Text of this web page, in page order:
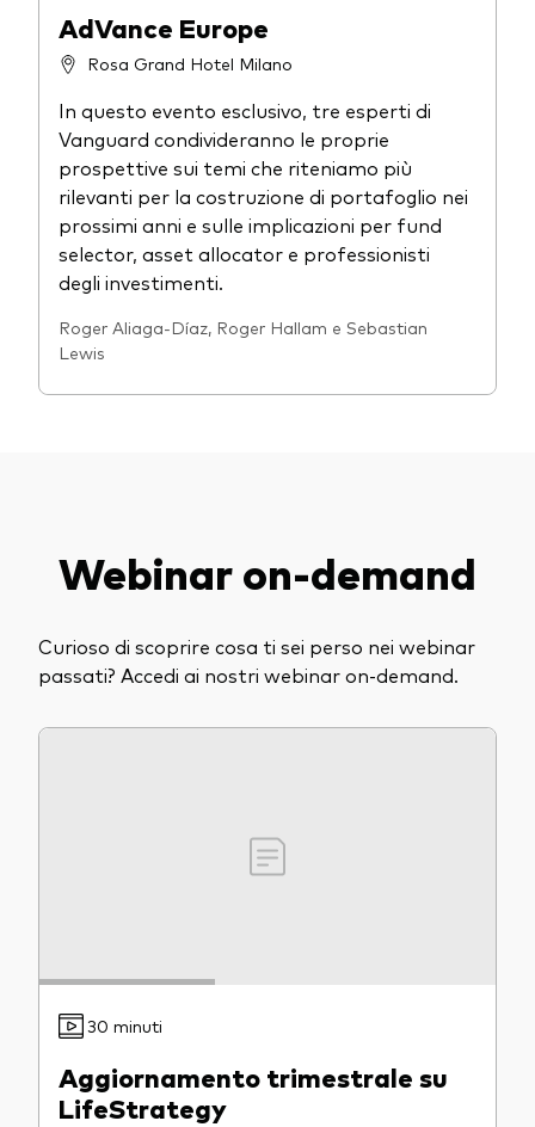
Obbligazionario a gestione attiva
Portafogli Modello
Mercato monetario
Investi con Vanguard
Come investire con Vanguard
Documenti importanti
2026 Outlook di mercato
Prevenzione delle frodi
AdVance Europe
Rosa Grand Hotel Milano
In questo evento esclusivo, tre esperti di
Vanguard condivideranno le proprie
prospettive sui temi che riteniamo più
rilevanti per la costruzione di portafoglio nei
prossimi anni e sulle implicazioni per fund
selector, asset allocator e professionisti
degli investimenti.
Roger Aliaga-Díaz, Roger Hallam e Sebastian
Lewis
Webinar on-demand
Curioso di scoprire cosa ti sei perso nei webinar
passati? Accedi ai nostri webinar on-demand.
30 minuti
Aggiornamento trimestrale su
LifeStrategy